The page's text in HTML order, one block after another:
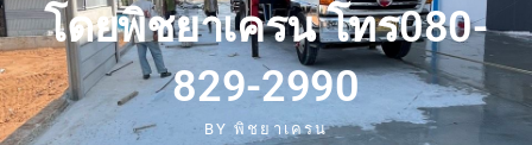
โดยพิชยาเครน โทร080-
829-2990
BY พิชยาเครน